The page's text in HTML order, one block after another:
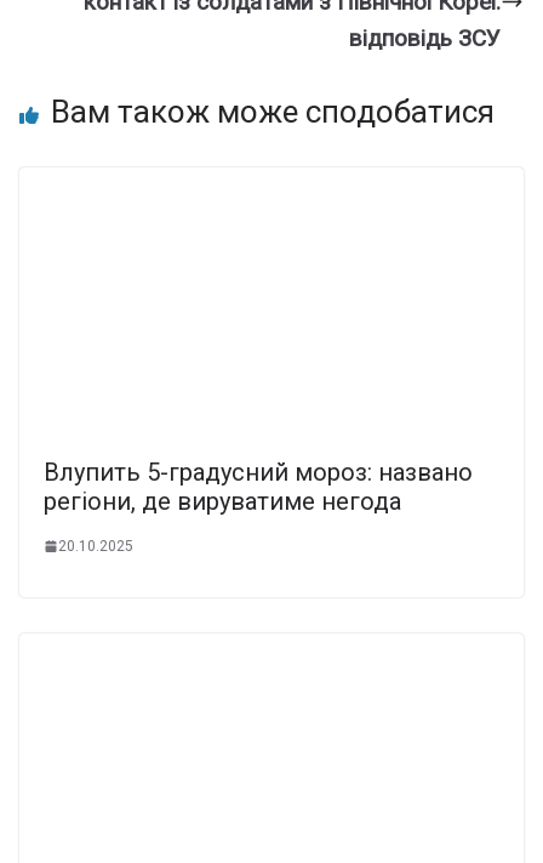
відповідь ЗСУ
Вам також може сподобатися
Влупить 5-градусний мороз: названо
регіони, де вируватиме негода
20.10.2025